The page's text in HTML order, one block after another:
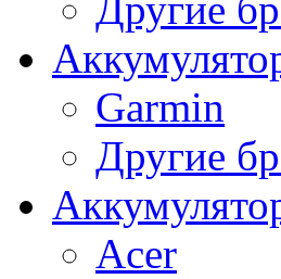
Garmin
Другие
Acer